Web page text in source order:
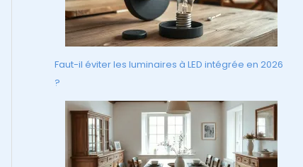
Faut-il éviter les luminaires à LED intégrée en 2026
?